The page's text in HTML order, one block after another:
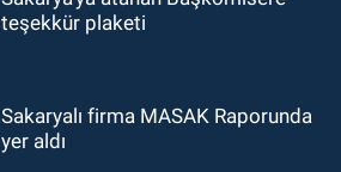
teşekkür plaketi
Sakaryalı firma MASAK Raporunda
yer aldı